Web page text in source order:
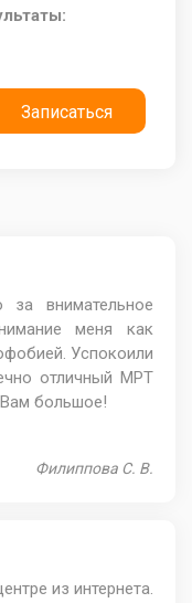
Записаться
за внимательное
меня как
Успокоили
отличный МРТ
Вам большое!
Филиппова С. В.
из интернета.